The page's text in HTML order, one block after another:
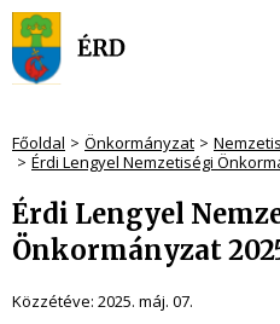
Főoldal Önkormányzat
Érdi Lengyel Nemzetiségi
Érdi Lengyel
Önkormányzat
Közzétéve: 2025. máj. 07.